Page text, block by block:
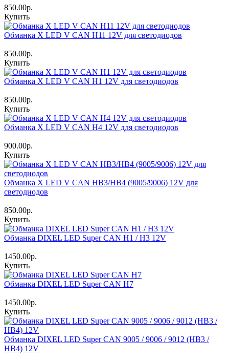
850.00р.
Купить
Обманка X LED V CAN H11 12V для светодиодов
850.00р.
Купить
Обманка X LED V CAN H1 12V для светодиодов
850.00р.
Купить
Обманка X LED V CAN H4 12V для светодиодов
900.00р.
Купить
Обманка X LED V CAN HB3/HB4 (9005/9006) 12V для
светодиодов
850.00р.
Купить
Обманка DIXEL LED Super CAN H1 / H3 12V
1450.00р.
Купить
Обманка DIXEL LED Super CAN H7
1450.00р.
Купить
Обманка DIXEL LED Super CAN 9005 / 9006 / 9012 (HB3 /
HB4) 12V